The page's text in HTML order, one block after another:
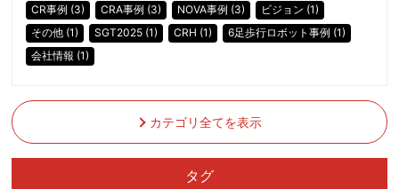
CR事例 (3) CRA事例 (3) NOVA事例 (3)
ビジョン (1)
その他 (1)
SGT2025 (1) CRH (1)
6足歩行ロボット事例 (1)
会社情報 (1)
カテゴリ全てを表示
タグ